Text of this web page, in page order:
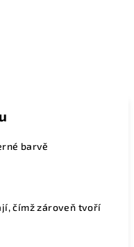
barvě
čímž zároveň tvoří